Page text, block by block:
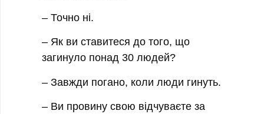
– Точно ні.
– Як ви ставитеся до того, що
загинуло понад 30 людей?
– Завжди погано, коли люди гинуть.
– Ви провину свою відчуваєте за